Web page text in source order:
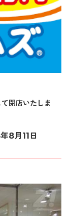
閉店いたしま
8月11日